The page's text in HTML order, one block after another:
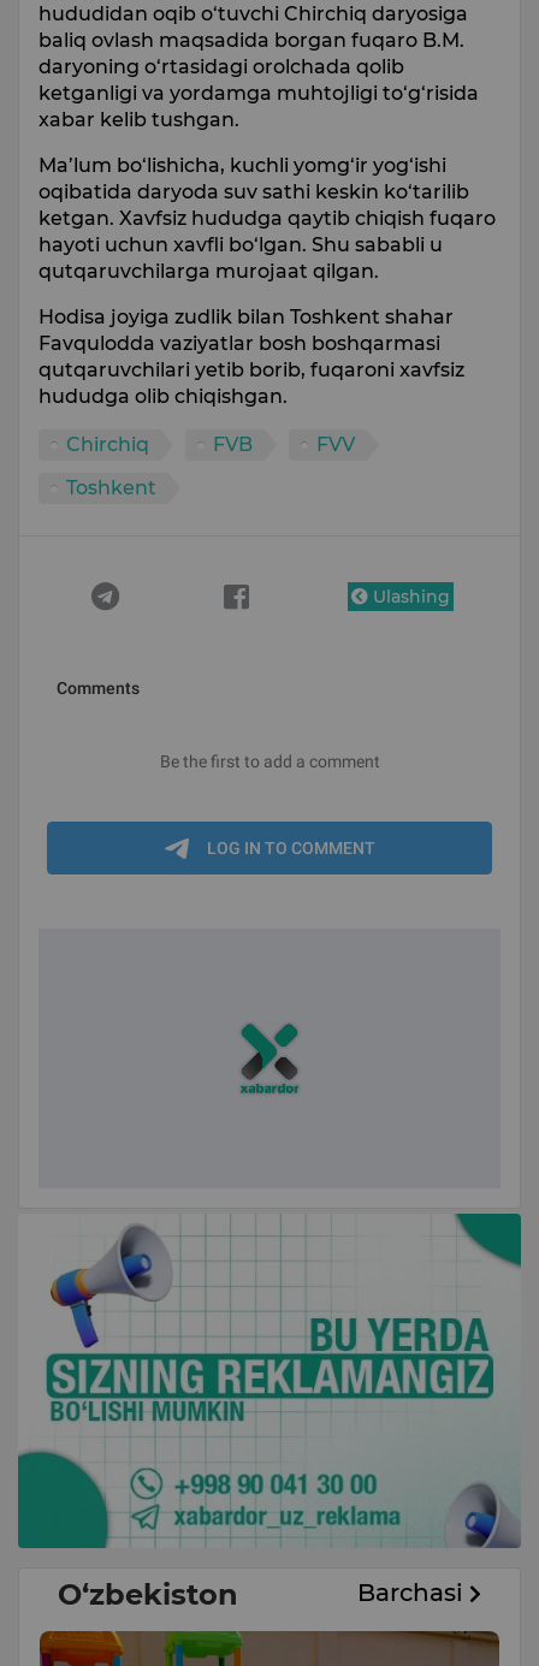
hududidan oqib o‘tuvchi Chirchiq daryosiga
baliq ovlash maqsadida borgan fuqaro B.M.
daryoning o‘rtasidagi orolchada qolib
ketganligi va yordamga muhtojligi to‘g‘risida
xabar kelib tushgan.
Ma’lum bo‘lishicha, kuchli yomg‘ir yog‘ishi
oqibatida daryoda suv sathi keskin ko‘tarilib
ketgan. Xavfsiz hududga qaytib chiqish fuqaro
hayoti uchun xavfli bo‘lgan. Shu sababli u
qutqaruvchilarga murojaat qilgan.
Hodisa joyiga zudlik bilan Toshkent shahar
Favqulodda vaziyatlar bosh boshqarmasi
qutqaruvchilari yetib borib, fuqaroni xavfsiz
hududga olib chiqishgan.
Chirchiq FVB
FVV
Toshkent
Ulashing
O‘zbekiston Barchasi